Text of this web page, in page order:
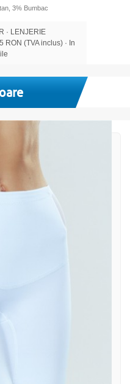
3% Bumbac
· LENJERIE
RON (TVA inclus) · In